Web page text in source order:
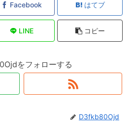
Facebook はてブ
LINE コピー
をフォローする
D3fkb80Ojd